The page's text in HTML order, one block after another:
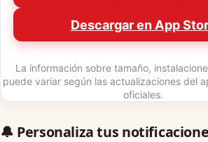
Descargar en App
La información sobre tamaño,
puede variar según las actualizaciones del
oficiales.
🔔 Personaliza tus